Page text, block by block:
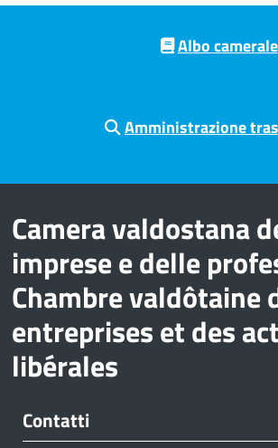
Albo camerale
Amministrazione
Camera valdostana
imprese e delle
Chambre valdôtaine
entreprises et des
libérales
Contatti